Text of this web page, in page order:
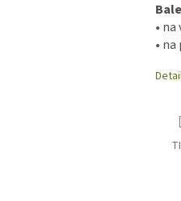
• na
• na